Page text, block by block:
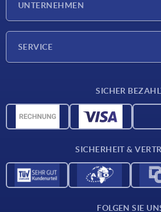
UNTERNEHMEN
SERVICE
CAD-Daten
SICHER
SICHERHEIT &
FOLGEN SIE